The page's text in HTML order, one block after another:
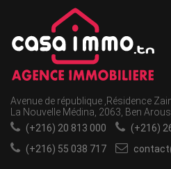
Avenue de république ,Résidence
La Nouvelle Médina, 2063, Ben
(+216) 20 813 000
(+216)
(+216) 55 038 717